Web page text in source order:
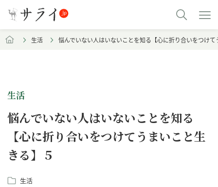
生活 悩んでいない人はいないことを知る【心に折り合いをつけ
生活
悩んでいない人はいないことを知る
【心に折り合いをつけてうまいこと生
きる】５
生活